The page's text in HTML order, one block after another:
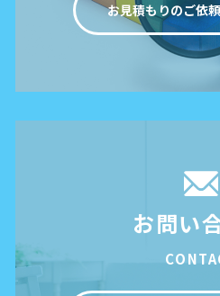
お見積もりのご依
お問い